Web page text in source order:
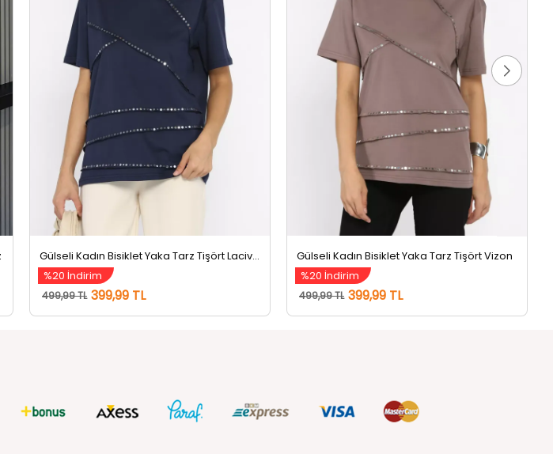
%20 İndirim
499,99 TL 399,99 TL
Gülseli Kadın Bisiklet Yaka Tarz Tişört Vizon
%20 İndirim
499,99 TL 399,99 TL